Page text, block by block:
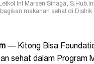
Inf Marsen Sinaga,
makanan sehat di
— Kitong Bisa
sehat dalam Program